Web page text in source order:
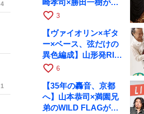
4
1
崎孝司×勝田一樹が10
月11日に京都RAGへ
favorite_border 3
【ヴァイオリン×ギタ
ー×ベース、弦だけの
異色編成】山形発RIM
が初全国ツアーで8月
favorite_border 6
【35年の轟音、京都
へ】山本恭司×満園兄
弟のWILD FLAGが8